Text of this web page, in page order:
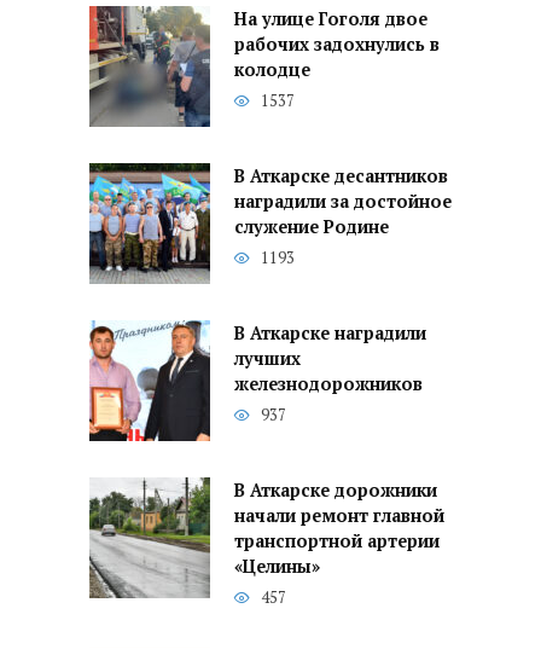
На улице Гоголя двое
рабочих задохнулись в
колодце
1537
В Аткарске десантников
наградили за достойное
служение Родине
1193
В Аткарске наградили
лучших
железнодорожников
937
В Аткарске дорожники
начали ремонт главной
транспортной артерии
«Целины»
457